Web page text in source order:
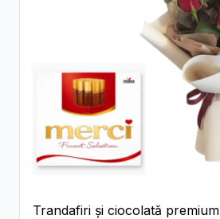
Trandafiri și ciocolată premium